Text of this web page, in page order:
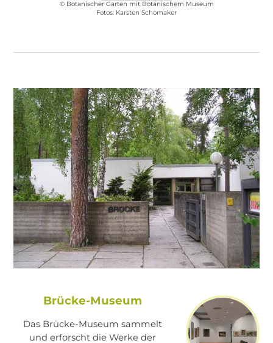
© Botanischer Garten mit Botanischem Museum
Fotos: Karsten Schomaker
Brücke-Museum
Das Brücke-Museum sammelt
und erforscht die Werke der